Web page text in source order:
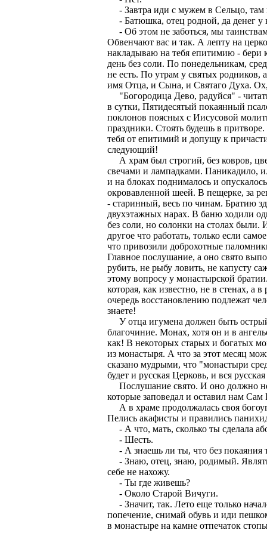
- Завтра иди с мужем в Сельцо, там
- Батюшка, отец родной, да денег у
- Об этом не заботься, мы
Обвенчают вас и так. А лепту на
накладываю на тебя епитимию - бери
день без соли. По понедельникам,
не есть. По утрам у святых родников,
имя Отца, и Сына, и Святаго Духа.
"Богородица Дево, радуйся" - читать
в сутки, Пятидесятый покаянный
поклонов поясных с Иисусовой
праздники. Стоять будешь в
тебя от епитимий и допущу к
следующий!
А храм был строгий, без ковров,
свечами и лампадками. Паникадило,
и на блоках поднималось и
окровавленной шеей. В пещерке, за
- старинный, весь по чинам. Братию
двухэтажных нарах. В баню ходили
без соли, но солонки на столах были.
другое что работать, только если
что привозили доброхотные
Главное послушание, а оно свято
рубить, не рыбу ловить, не капусту
этому вопросу у монастырской
которая, как известно, не в стенах,
очередь восстановлению подлежат
знаете!
У отца игумена должен быть острый
благочиние. Монах, хотя он и в
как! В некоторых старых и богатых
из монастыря. А что за этот месяц
сказано мудрыми, что "монастыри
будет и русская Церковь, и вся
Послушание свято. И оно должно
которые заповедал и оставил нам
А в храме продолжалась своя
Пелись акафисты и правились
- А что, мать, сколько ты сделала
- Шесть.
- А знаешь ли ты, что без покаяния
- Знаю, отец, знаю, родимый.
себе не нахожу.
- Ты где живешь?
- Около Старой Вичуги.
- Значит, так. Лето еще только
попечение, снимай обувь и иди
в монастыре на камне отпечаток